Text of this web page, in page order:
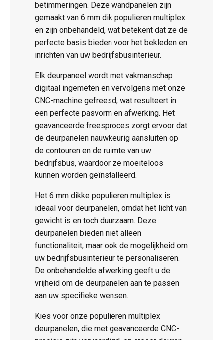
betimmeringen. Deze wandpanelen zijn
gemaakt van 6 mm dik populieren multiplex
en zijn onbehandeld, wat betekent dat ze de
perfecte basis bieden voor het bekleden en
inrichten van uw bedrijfsbusinterieur.
Elk deurpaneel wordt met vakmanschap
digitaal ingemeten en vervolgens met onze
CNC-machine gefreesd, wat resulteert in
een perfecte pasvorm en afwerking. Het
geavanceerde freesproces zorgt ervoor dat
de deurpanelen nauwkeurig aansluiten op
de contouren en de ruimte van uw
bedrijfsbus, waardoor ze moeiteloos
kunnen worden geïnstalleerd.
Het 6 mm dikke populieren multiplex is
ideaal voor deurpanelen, omdat het licht van
gewicht is en toch duurzaam. Deze
deurpanelen bieden niet alleen
functionaliteit, maar ook de mogelijkheid om
uw bedrijfsbusinterieur te personaliseren.
De onbehandelde afwerking geeft u de
vrijheid om de deurpanelen aan te passen
aan uw specifieke wensen.
Kies voor onze populieren multiplex
deurpanelen, die met geavanceerde CNC-